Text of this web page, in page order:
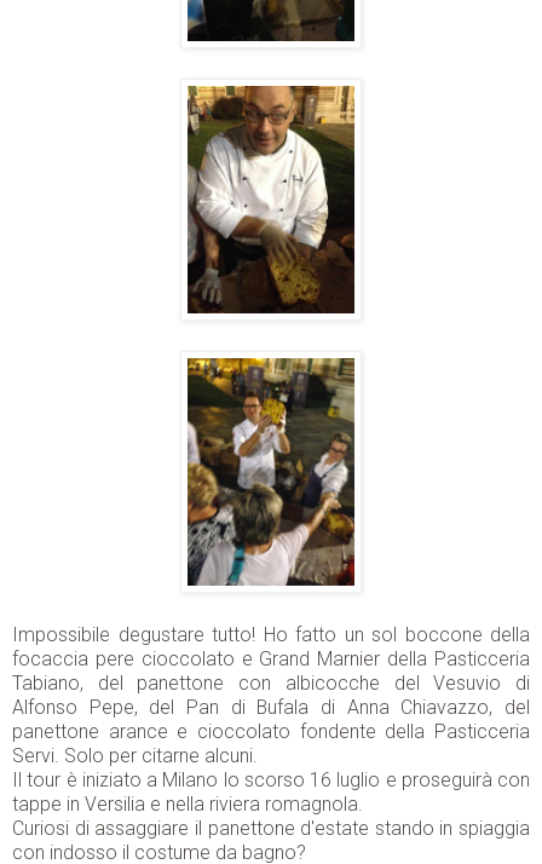
Impossibile degustare tutto! Ho fatto un sol boccone della
focaccia pere cioccolato e Grand Marnier della Pasticceria
Tabiano, del panettone con albicocche del Vesuvio di
Alfonso Pepe, del Pan di Bufala di Anna Chiavazzo, del
panettone arance e cioccolato fondente della Pasticceria
Servi. Solo per citarne alcuni.
Il tour è iniziato a Milano lo scorso 16 luglio e proseguirà con
tappe in Versilia e nella riviera romagnola.
Curiosi di assaggiare il panettone d'estate stando in spiaggia
con indosso il costume da bagno?